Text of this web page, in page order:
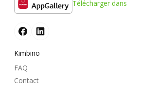
Télécharger dans
Kimbino
FAQ
Contact